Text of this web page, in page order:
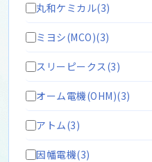
丸和ケミカル(3)
ミヨシ(MCO)(3)
スリーピークス(3)
オーム電機(OHM)(3)
アトム(3)
因幡電機(3)